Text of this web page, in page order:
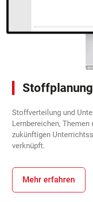
Stoffplanung
Stoffverteilung und
Lernbereichen,
zukünftigen
verknüpft.
Mehr erfahren